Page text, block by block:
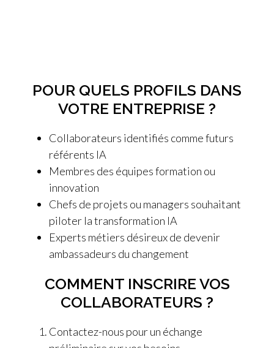
POUR QUELS PROFILS DANS
VOTRE ENTREPRISE ?
Collaborateurs identifiés comme futurs
référents IA
Membres des équipes formation ou
innovation
Chefs de projets ou managers souhaitant
piloter la transformation IA
Experts métiers désireux de devenir
ambassadeurs du changement
COMMENT INSCRIRE VOS
COLLABORATEURS ?
Contactez-nous pour un échange